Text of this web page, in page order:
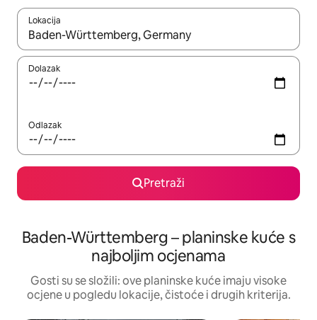
Lokacija
Kada budu dostupni rezultati, moći ćete ih pregledati
Dolazak
Odlazak
Pretraži
Baden-Württemberg – planinske kuće s
najboljim ocjenama
Gosti su se složili: ove planinske kuće imaju visoke
ocjene u pogledu lokacije, čistoće i drugih kriterija.